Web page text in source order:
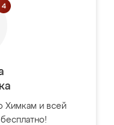
Химкам и всей